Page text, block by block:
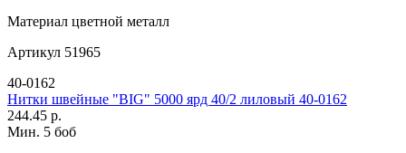
Материал цветной металл
Артикул 51965
40-0162
Нитки швейные "BIG" 5000 ярд 40/2 лиловый 40-0162
244.45 р.
Мин. 5 боб